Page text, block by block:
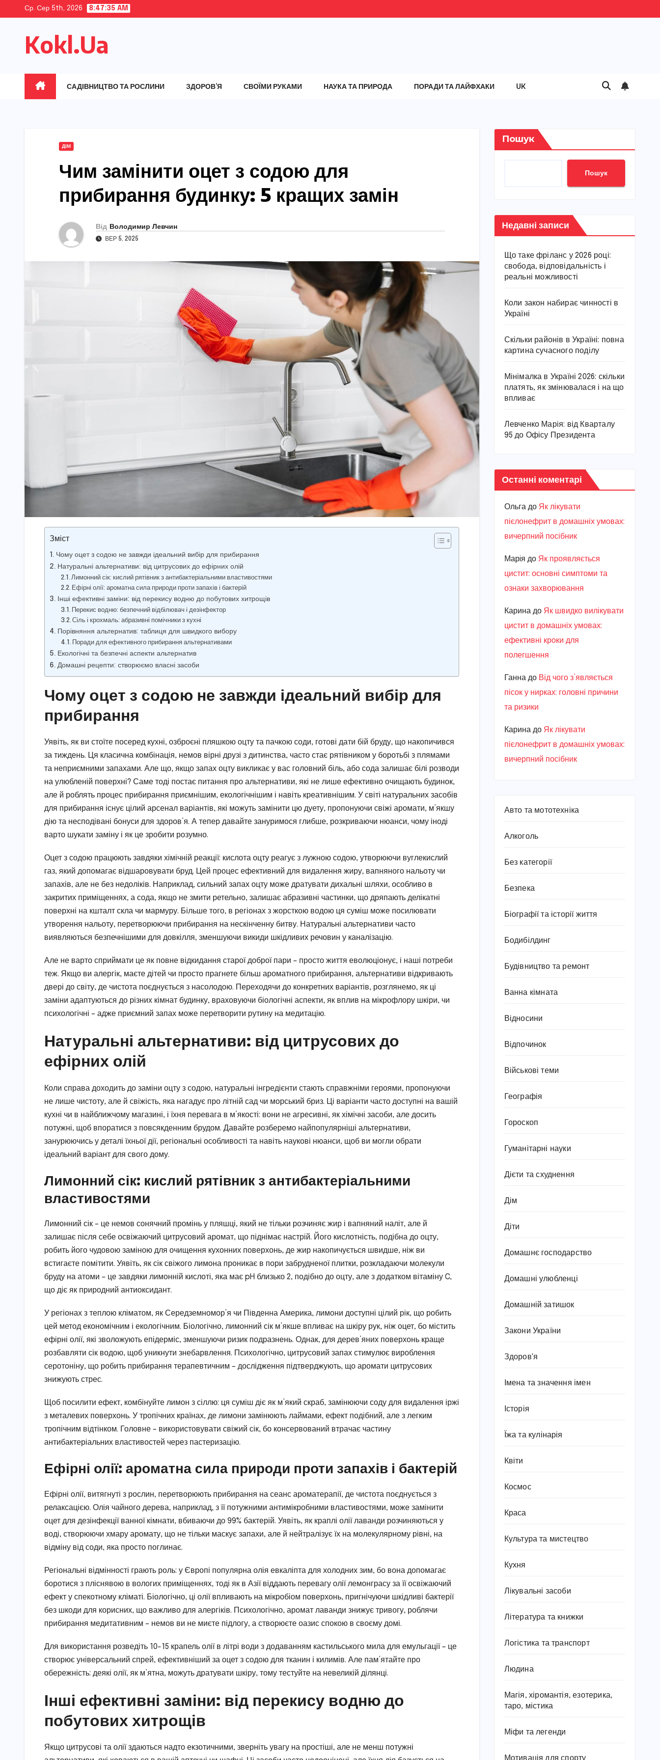
content
Ср. Сер 5th, 2026 8:47:36 AM
Kokl.Ua
САДІВНИЦТВО ТА РОСЛИНИ ЗДОРОВ’Я СВОЇМИ РУКАМИ НАУКА ТА ПРИРОДА ПОРАДИ ТА ЛАЙФХАКИ UK
ДІМ
Чим замінити оцет з содою для
прибирання будинку: 5 кращих замін
Від Володимир Левчин
ВЕР 5, 2025
Зміст
Чому оцет з содою не завжди ідеальний вибір для прибирання
Натуральні альтернативи: від цитрусових до ефірних олій
Лимонний сік: кислий рятівник з антибактеріальними властивостями
Ефірні олії: ароматна сила природи проти запахів і бактерій
Інші ефективні заміни: від перекису водню до побутових хитрощів
Перекис водню: безпечний відбілювач і дезінфектор
Сіль і крохмаль: абразивні помічники з кухні
Порівняння альтернатив: таблиця для швидкого вибору
Поради для ефективного прибирання альтернативами
Екологічні та безпечні аспекти альтернатив
Домашні рецепти: створюємо власні засоби
Чому оцет з содою не завжди ідеальний вибір для
прибирання
Уявіть, як ви стоїте посеред кухні, озброєні пляшкою оцту та пачкою соди, готові дати бій бруду, що накопичився
за тиждень. Ця класична комбінація, немов вірні друзі з дитинства, часто стає рятівником у боротьбі з плямами
та неприємними запахами. Але що, якщо запах оцту викликає у вас головний біль, або сода залишає білі розводи
на улюбленій поверхні? Саме тоді постає питання про альтернативи, які не лише ефективно очищають будинок,
але й роблять процес прибирання приємнішим, екологічнішим і навіть креативнішим. У світі натуральних засобів
для прибирання існує цілий арсенал варіантів, які можуть замінити цю дуету, пропонуючи свіжі аромати, м’якшу
дію та несподівані бонуси для здоров’я. А тепер давайте зануримося глибше, розкриваючи нюанси, чому іноді
варто шукати заміну і як це зробити розумно.
Оцет з содою працюють завдяки хімічній реакції: кислота оцту реагує з лужною содою, утворюючи вуглекислий
газ, який допомагає відшаровувати бруд. Цей процес ефективний для видалення жиру, вапняного нальоту чи
запахів, але не без недоліків. Наприклад, сильний запах оцту може дратувати дихальні шляхи, особливо в
закритих приміщеннях, а сода, якщо не змити ретельно, залишає абразивні частинки, що дряпають делікатні
поверхні на кшталт скла чи мармуру. Більше того, в регіонах з жорсткою водою ця суміш може посилювати
утворення нальоту, перетворюючи прибирання на нескінченну битву. Натуральні альтернативи часто
виявляються безпечнішими для довкілля, зменшуючи викиди шкідливих речовин у каналізацію.
Але не варто сприймати це як повне відкидання старої доброї пари – просто життя еволюціонує, і наші потреби
теж. Якщо ви алергік, маєте дітей чи просто прагнете більш ароматного прибирання, альтернативи відкривають
двері до світу, де чистота поєднується з насолодою. Переходячи до конкретних варіантів, розглянемо, як ці
заміни адаптуються до різних кімнат будинку, враховуючи біологічні аспекти, як вплив на мікрофлору шкіри, чи
психологічні – адже приємний запах може перетворити рутину на медитацію.
Натуральні альтернативи: від цитрусових до
ефірних олій
Коли справа доходить до заміни оцту з содою, натуральні інгредієнти стають справжніми героями, пропонуючи
не лише чистоту, але й свіжість, яка нагадує про літній сад чи морський бриз. Ці варіанти часто доступні на вашій
кухні чи в найближчому магазині, і їхня перевага в м’якості: вони не агресивні, як хімічні засоби, але досить
потужні, щоб впоратися з повсякденним брудом. Давайте розберемо найпопулярніші альтернативи,
занурюючись у деталі їхньої дії, регіональні особливості та навіть наукові нюанси, щоб ви могли обрати
ідеальний варіант для свого дому.
Лимонний сік: кислий рятівник з антибактеріальними
властивостями
Лимонний сік – це немов сонячний промінь у пляшці, який не тільки розчиняє жир і вапняний наліт, але й
залишає після себе освіжаючий цитрусовий аромат, що піднімає настрій. Його кислотність, подібна до оцту,
робить його чудовою заміною для очищення кухонних поверхонь, де жир накопичується швидше, ніж ви
встигаєте помітити. Уявіть, як сік свіжого лимона проникає в пори забрудненої плитки, розкладаючи молекули
бруду на атоми – це завдяки лимонній кислоті, яка має pH близько 2, подібно до оцту, але з додатком вітаміну C,
що діє як природний антиоксидант.
У регіонах з теплою кліматом, як Середземномор’я чи Південна Америка, лимони доступні цілий рік, що робить
цей метод економічним і екологічним. Біологічно, лимонний сік м’якше впливає на шкіру рук, ніж оцет, бо містить
ефірні олії, які зволожують епідерміс, зменшуючи ризик подразнень. Однак, для дерев’яних поверхонь краще
розбавляти сік водою, щоб уникнути знебарвлення. Психологічно, цитрусовий запах стимулює вироблення
серотоніну, що робить прибирання терапевтичним – дослідження підтверджують, що аромати цитрусових
знижують стрес.
Щоб посилити ефект, комбінуйте лимон з сіллю: ця суміш діє як м’який скраб, замінюючи соду для видалення іржі
з металевих поверхонь. У тропічних країнах, де лимони замінюють лаймами, ефект подібний, але з легким
тропічним відтінком. Головне – використовувати свіжий сік, бо консервований втрачає частину
антибактеріальних властивостей через пастеризацію.
Ефірні олії: ароматна сила природи проти запахів і бактерій
Ефірні олії, витягнуті з рослин, перетворюють прибирання на сеанс ароматерапії, де чистота поєднується з
релаксацією. Олія чайного дерева, наприклад, з її потужними антимікробними властивостями, може замінити
оцет для дезінфекції ванної кімнати, вбиваючи до 99% бактерій. Уявіть, як краплі олії лаванди розчиняються у
воді, створюючи хмару аромату, що не тільки маскує запахи, але й нейтралізує їх на молекулярному рівні, на
відміну від соди, яка просто поглинає.
Регіональні відмінності грають роль: у Європі популярна олія евкаліпта для холодних зим, бо вона допомагає
боротися з пліснявою в вологих приміщеннях, тоді як в Азії віддають перевагу олії лемонграсу за її освіжаючий
ефект у спекотному кліматі. Біологічно, ці олії впливають на мікробіом поверхонь, пригнічуючи шкідливі бактерії
без шкоди для корисних, що важливо для алергіків. Психологічно, аромат лаванди знижує тривогу, роблячи
прибирання медитативним – немов ви не миєте підлогу, а створюєте оазис спокою в своєму домі.
Для використання розведіть 10-15 крапель олії в літрі води з додаванням кастильського мила для емульгації – це
створює універсальний спрей, ефективніший за оцет з содою для тканин і килимів. Але пам’ятайте про
обережність: деякі олії, як м’ятна, можуть дратувати шкіру, тому тестуйте на невеликій ділянці.
Інші ефективні заміни: від перекису водню до
побутових хитрощів
Якщо цитрусові та олії здаються надто екзотичними, зверніть увагу на простіші, але не менш потужні
Пошук
Пошук
Недавні записи
Що таке фріланс у 2026 році:
свобода, відповідальність і
реальні можливості
Коли закон набирає чинності в
Україні
Скільки районів в Україні: повна
картина сучасного поділу
Мінімалка в Україні 2026: скільки
платять, як змінювалася і на що
впливає
Левченко Марія: від Кварталу
95 до Офісу Президента
Останні коментарі
Ольгадо Як лікувати
пієлонефрит в домашніх умовах:
вичерпний посібник
Марiя до Як проявляється
цистит: основні симптоми та
ознаки захворювання
Каринадо Як швидко вилікувати
цистит в домашніх умовах:
ефективні кроки для
полегшення
Ганнадо Від чого з’являється
пісок у нирках: головні причини
та ризики
Каринадо Як лікувати
пієлонефрит в домашніх умовах:
вичерпний посібник
Авто та мототехніка
Алкоголь
Без категорії
Безпека
Біографії та історії життя
Бодибілдинг
Будівництво та ремонт
Ванна кімната
Відносини
Відпочинок
Військові теми
Географія
Гороскоп
Гуманітарні науки
Дієти та схуднення
Дім
Діти
Домашнє господарство
Домашні улюбленці
Домашній затишок
Закони України
Здоров'я
Імена та значення імен
Історія
Їжа та кулінарія
Квіти
Космос
Краса
Культура та мистецтво
Кухня
Лікувальні засоби
Література та книжки
Логістика та транспорт
Людина
Магія, хіромантія, езотерика,
таро, містика
Міфи та легенди
Мотивація для спорту